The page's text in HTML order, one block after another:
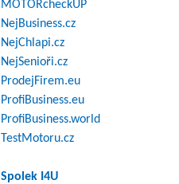
MOTORcheckUP
NejBusiness.cz
NejChlapi.cz
NejSenioři.cz
ProdejFirem.eu
ProfiBusiness.eu
ProfiBusiness.world
TestMotoru.cz
Spolek I4U